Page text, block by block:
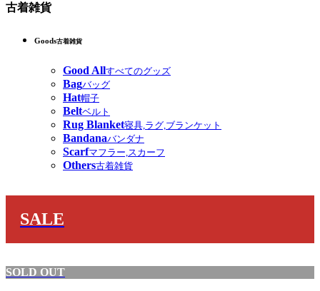
古着雑貨
Goods古着雑貨
Good Allすべてのグッズ
Bagバッグ
Hat帽子
Beltベルト
Rug Blanket寝具,ラグ,ブランケット
Bandanaバンダナ
Scarfマフラー,スカーフ
Others古着雑貨
SALE
SOLD OUT